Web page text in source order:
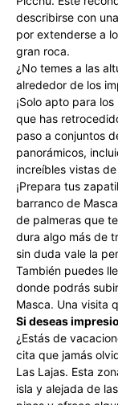
describirse con
por extenderse a
gran roca.
¿No temes a las
alrededor de los
¡Solo apto para
que has
paso a conjuntos
panorámicos,
increíbles vistas
¡Prepara tus
barranco de
de palmeras que
dura algo más de
sin duda vale la
También puedes
donde podrás
Masca. Una visita
Si deseas
¿Estás de
cita que jamás
Las Lajas. Esta
isla y alejada de